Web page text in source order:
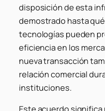
disposición de esta
demostrado hasta
tecnologías pueden
eficiencia en los
nueva transacción
relación comercial
instituciones.